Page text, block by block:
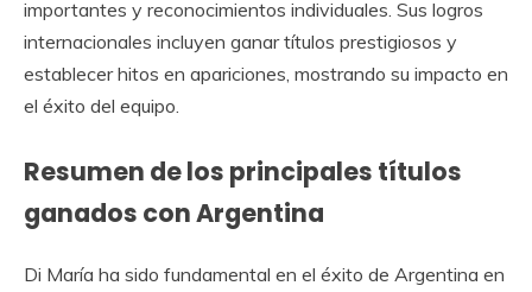
importantes y reconocimientos individuales. Sus logros
internacionales incluyen ganar títulos prestigiosos y
establecer hitos en apariciones, mostrando su impacto en
el éxito del equipo.
Resumen de los principales títulos
ganados con Argentina
Di María ha sido fundamental en el éxito de Argentina en